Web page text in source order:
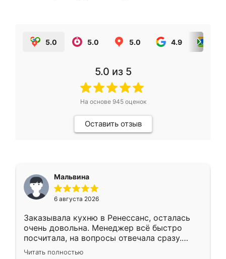
5.0 5.0 5.0 4.9
5.0 из 5
На основе 945оценок
Оставить отзыв
Мальвина
6 августа 2026
Заказывала кухню в Ренессанс, осталась
очень довольна. Менеджер всё быстро
посчитала, на вопросы отвечала сразу.
Замерщик приехал в субботу, подошёл к
Читать полностью